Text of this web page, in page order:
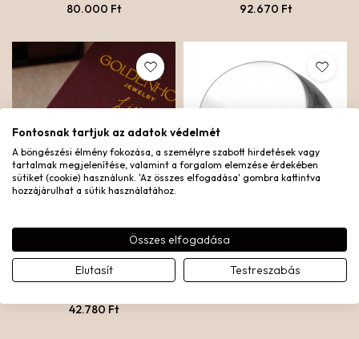
80.000 Ft 92.670 Ft
EVERYDAY ESSENTIALS
SZETT
42.780 Ft
SIGNET GYŰRŰ – EZÜST
Ezüst nemesacél
Fontosnak tartjuk az adatok védelmét
A böngészési élmény fokozása, a személyre szabott hirdetések vagy
tartalmak megjelenítése, valamint a forgalom elemzése érdekében
sütiket (cookie) használunk. 'Az összes elfogadása' gombra kattintva
hozzájárulhat a sütik használatához.
Összes elfogadása
Elutasít Testreszabás